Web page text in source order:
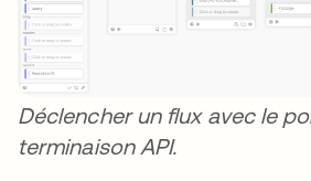
Déclencher un flux avec le
terminaison API.